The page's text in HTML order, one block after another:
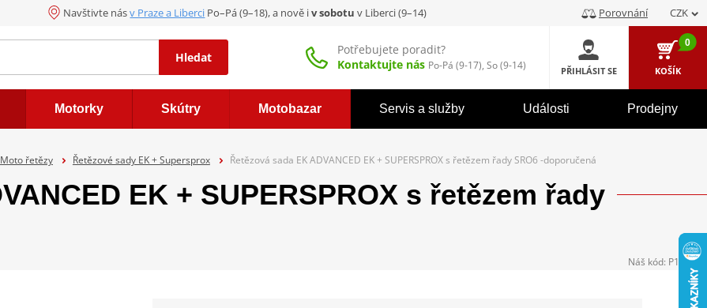
Navštivte násv Praze a Liberci Po–Pá (9–18), a nově iv sobotu v Liberci (9–14) Porovnání CZK
Hledat
Potřebujete poradit?
Kontaktujte nás Po-Pá (9-17), So (9-14) PŘIHLÁSIT SE
0
KOŠÍK
Motorky Skútry Motobazar Servis a služby Události Prodejny
Moto řetězy Řetězové sady EK + Supersprox Řetězová sada EK ADVANCED EK + SUPERSPROX s řetězem řady SRO6 -doporučená
EK + SUPERSPROX s řetězem řady
Náš kód: P104270